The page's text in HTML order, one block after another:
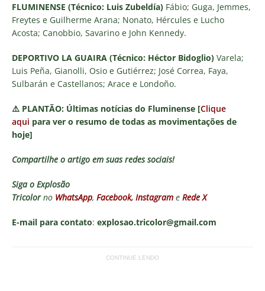
FLUMINENSE (Técnico: Luis Zubeldía) Fábio; Guga, Jemmes,
Freytes e Guilherme Arana; Nonato, Hércules e Lucho
Acosta; Canobbio, Savarino e John Kennedy.
DEPORTIVO LA GUAIRA (Técnico: Héctor Bidoglio) Varela;
Luis Peña, Gianolli, Osio e Gutiérrez; José Correa, Faya,
Sulbarán e Castellanos; Arace e Londoño.
⚠️ PLANTÃO: Últimas notícias do Fluminense [Clique
aqui para ver o resumo de todas as movimentações de
hoje]
Compartilhe o artigo em suas redes sociais!
Siga o Explosão
Tricolorno WhatsApp, Facebook, Instagram e Rede X
E-mail para contato: explosao.tricolor@gmail.com
CONTINUE LENDO